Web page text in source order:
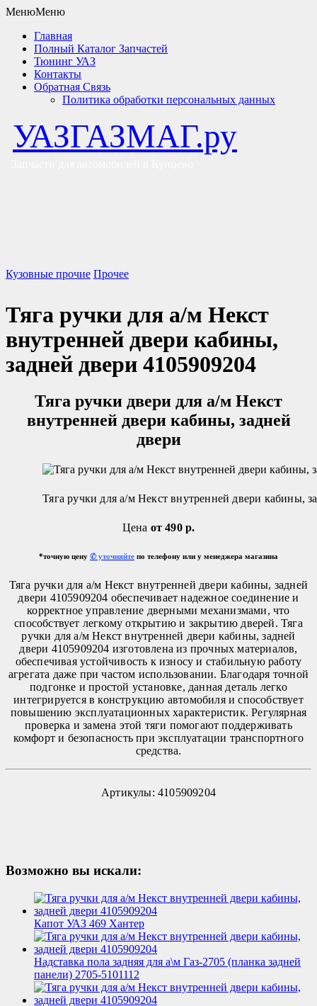
МенюМеню
Главная
Полный Каталог Запчастей
Тюнинг УАЗ
Контакты
Обратная Связь
Политика обработки персональных данных
УАЗГАЗМАГ.ру
Кузовные прочие Прочее
Тяга ручки для а/м Некст
внутренней двери кабины,
задней двери 4105909204
Тяга ручки двери для а/м Некст
внутренней двери кабины, задней
двери
Тяга ручки для а/м Некст внутренней двери кабины,
Цена от 490 р.
*точную цену ✆ уточняйте по телефону или у менеджера магазина
Тяга ручки для а/м Некст внутренней двери кабины, задней
двери 4105909204 обеспечивает надежное соединение и
корректное управление дверными механизмами, что
способствует легкому открытию и закрытию дверей. Тяга
ручки для а/м Некст внутренней двери кабины, задней
двери 4105909204 изготовлена из прочных материалов,
обеспечивая устойчивость к износу и стабильную работу
агрегата даже при частом использовании. Благодаря точной
подгонке и простой установке, данная деталь легко
интегрируется в конструкцию автомобиля и способствует
повышению эксплуатационных характеристик. Регулярная
проверка и замена этой тяги помогают поддерживать
комфорт и безопасность при эксплуатации транспортного
средства.
Артикулы: 4105909204
Возможно вы искали:
Капот УАЗ 469 Хантер
Надставка пола задняя для а\м Газ-2705 (планка задней
панели) 2705-5101112